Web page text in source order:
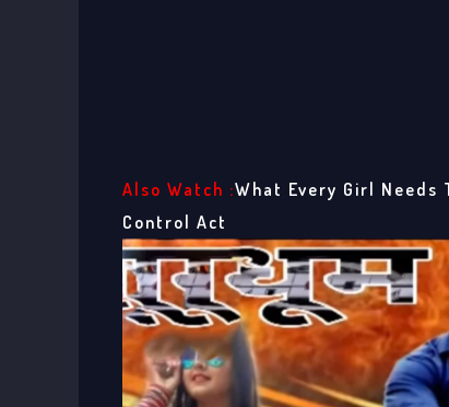
Also Watch :What Every Girl Needs
Control Act